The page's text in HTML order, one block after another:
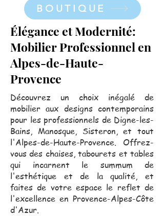
BOUTIQUE
Élégance et Modernité:
Mobilier Professionnel en
Alpes-de-Haute-
Provence
Découvrez un choix inégalé de
mobilier aux designs contemporains
pour les professionnels de Digne-les-
Bains, Manosque, Sisteron, et tout
l'Alpes-de-Haute-Provence. Offrez-
vous des chaises, tabourets et tables
qui incarnent le summum de
l'esthétique et de la qualité, et
faites de votre espace le reflet de
l'excellence en Provence-Alpes-Côte
d'Azur.